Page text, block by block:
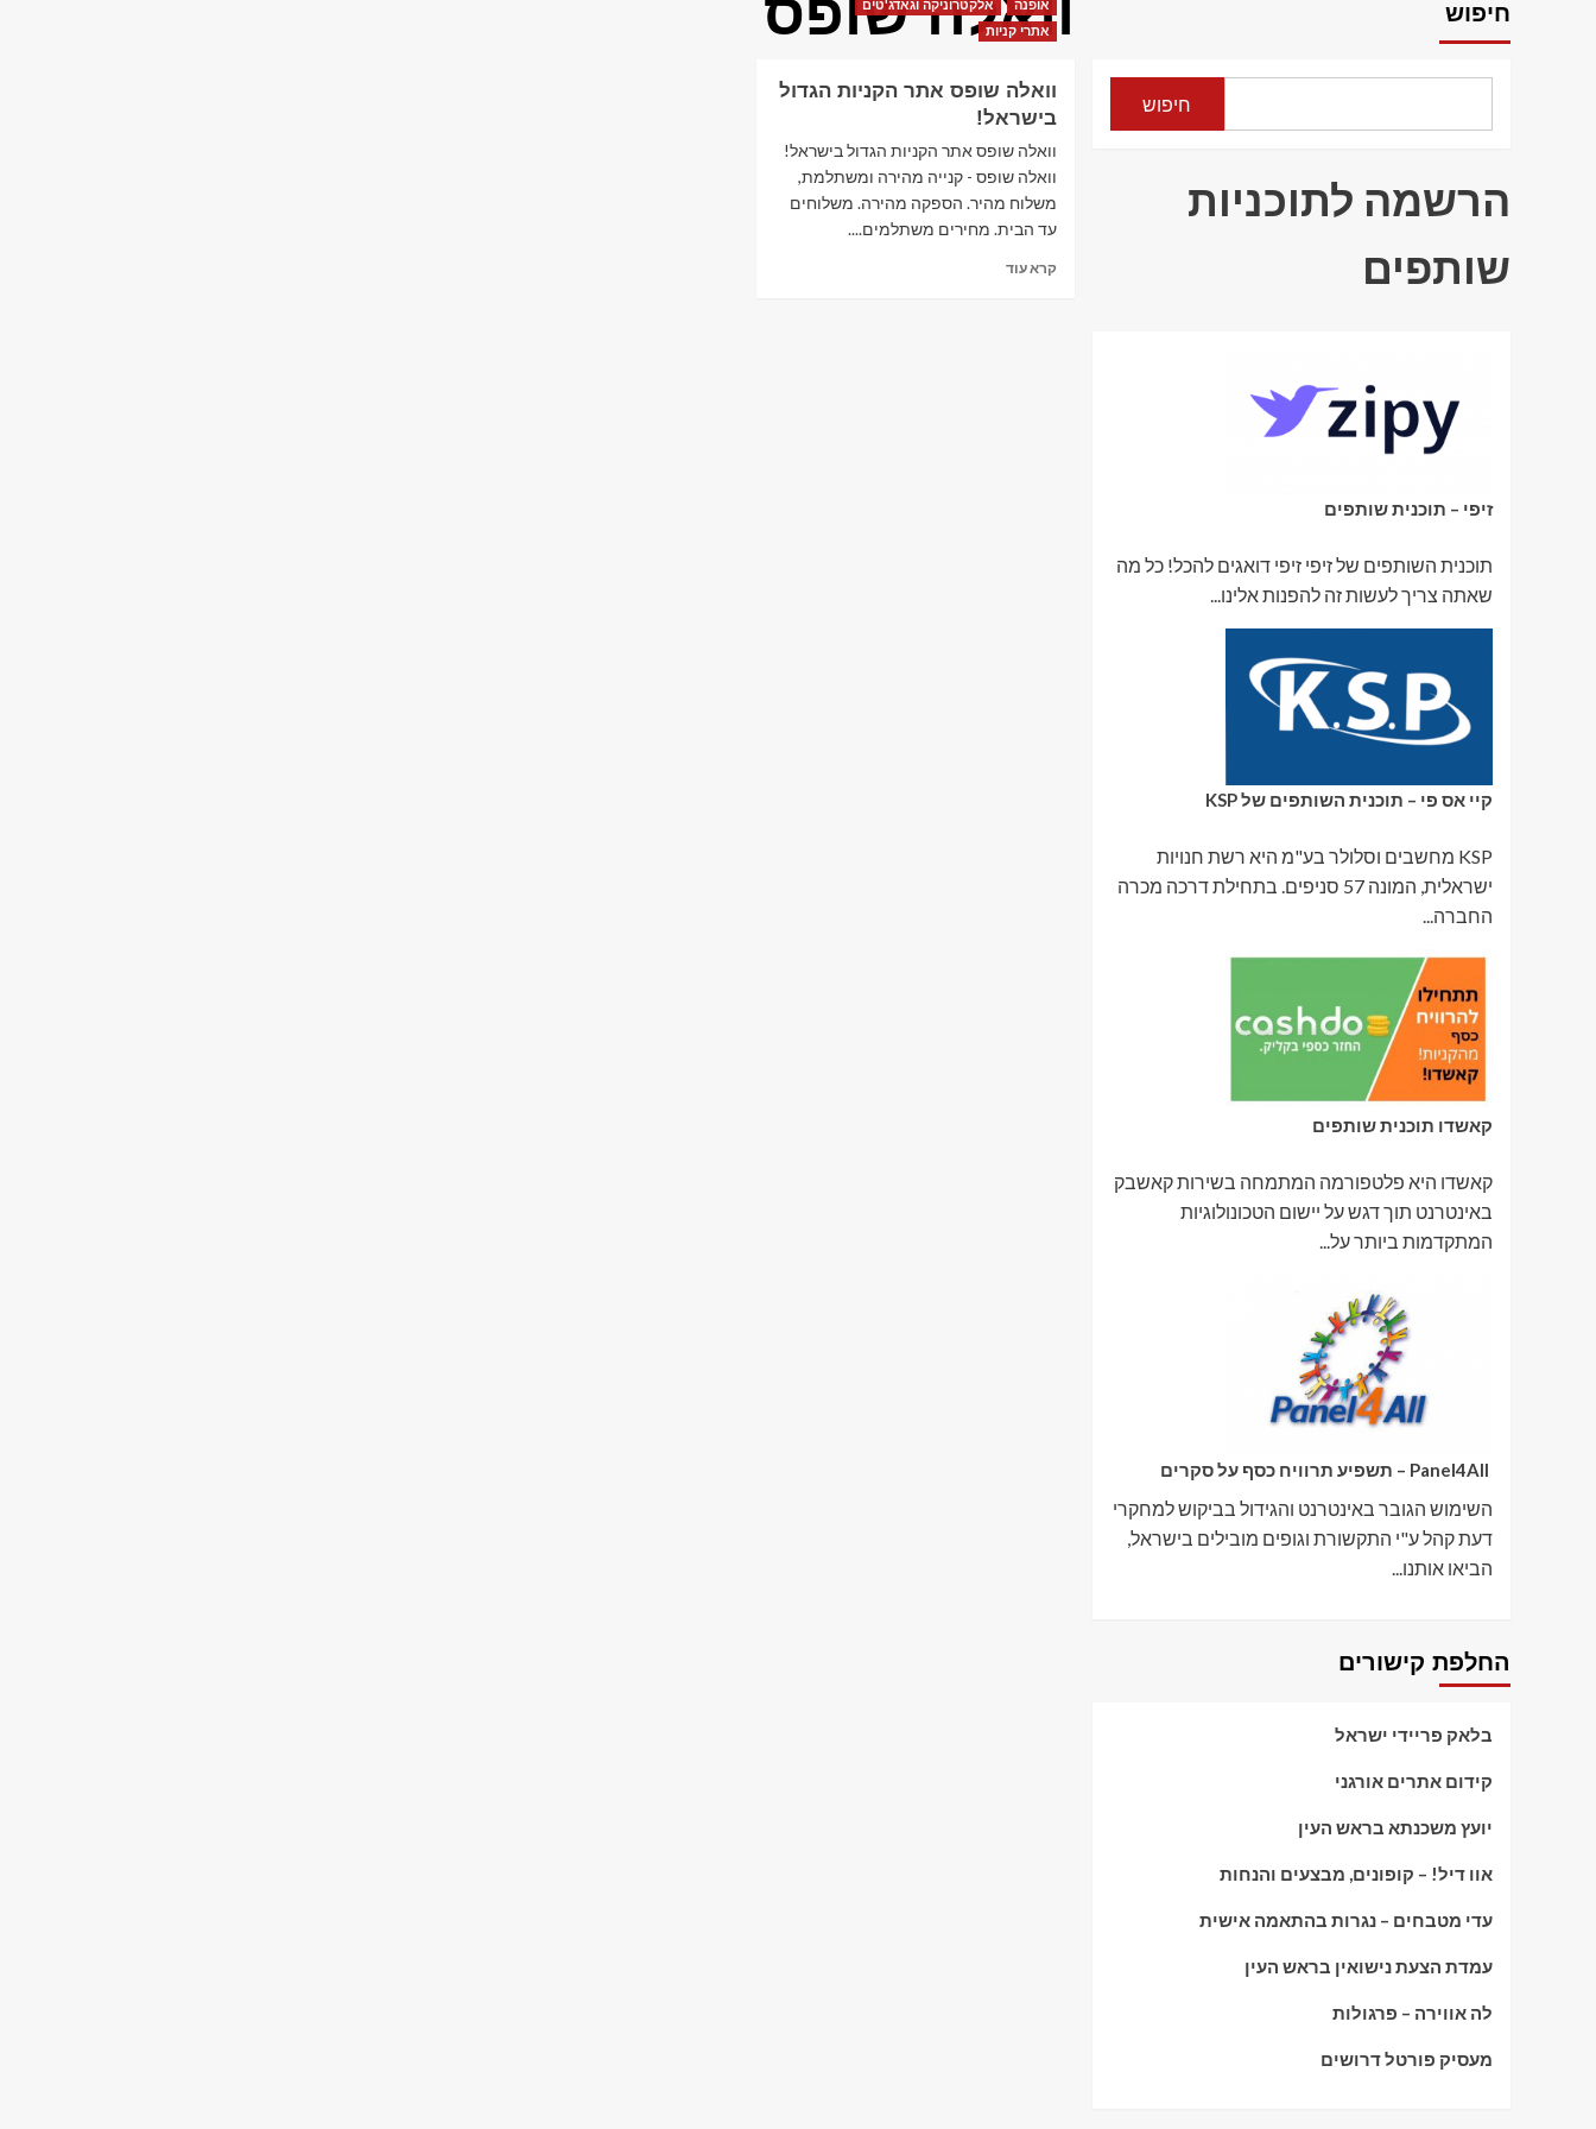
וואלה שופס
אופנה
אלקטרוניקה וגאדג'טים
אתרי קניות
וואלה שופס אתר הקניות הגדול
בישראל!
וואלה שופס אתר הקניות הגדול בישראל!
וואלה שופס - קנייה מהירה ומשתלמת,
משלוח מהיר. הספקה מהירה. משלוחים
עד הבית. מחירים משתלמים....
קרא עודRead
חיפוש
חיפוש
הרשמה לתוכניות
שותפים
זיפי – תוכנית שותפים
תוכנית השותפים של זיפי זיפי דואגים להכל! כל מה
שאתה צריך לעשות זה להפנות אלינו...
קיי אס פי – תוכנית השותפים של KSP
KSP מחשבים וסלולר בע"מ היא רשת חנויות
ישראלית, המונה 57 סניפים. בתחילת דרכה מכרה
החברה...
קאשדו תוכנית שותפים
קאשדו היא פלטפורמה המתמחה בשירות קאשבק
באינטרנט תוך דגש על יישום הטכונולוגיות
המתקדמות ביותר על...
השימוש הגובר באינטרנט והגידול בביקוש למחקרי
דעת קהל ע"י התקשורת וגופים מובילים בישראל,
הביאו אותנו...
החלפת קישורים
בלאק פריידי ישראל
קידום אתרים אורגני
יועץ משכנתא בראש העין
אוו דיל! – קופונים, מבצעים והנחות
עדי מטבחים – נגרות בהתאמה אישית
עמדת הצעת נישואין בראש העין
לה אווירה – פרגולות
מעסיק פורטל דרושים